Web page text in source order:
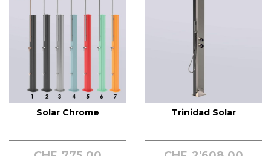
Solar Chrome Trinidad Solar